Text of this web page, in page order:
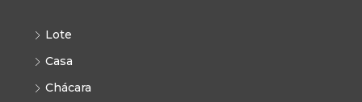
Lote
Casa
Chácara